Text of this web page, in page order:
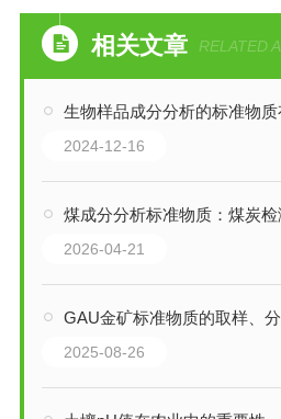
相关文章 RELATED
生物样品成分分析的标准物质
2024-12-16
煤成分分析标准物质：煤炭检
2026-04-21
GAU金矿标准物质的取样、
2025-08-26